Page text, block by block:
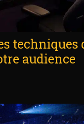
techniques
audience